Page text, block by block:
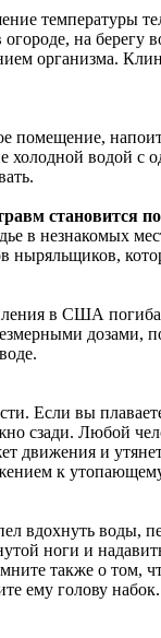
температуры
на берегу
организма.
помещение,
холодной водой с
становится
в незнакомых
ныряльщиков,
в США
дозами,
Если вы
сзади. Любой
движения и
к
вдохнуть воды,
ноги и
также о том,
ему голову